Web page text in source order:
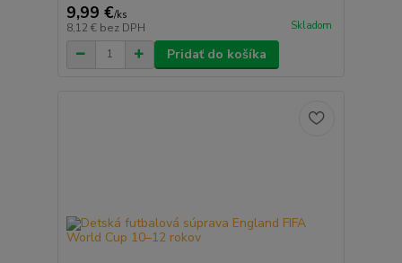
9,99 €/ks
8,12 € bez DPH Skladom
Pridať do košíka